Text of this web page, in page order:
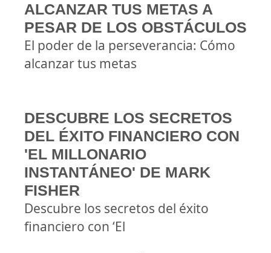
ALCANZAR TUS METAS A
PESAR DE LOS OBSTÁCULOS
El poder de la perseverancia: Cómo
alcanzar tus metas
DESCUBRE LOS SECRETOS
DEL ÉXITO FINANCIERO CON
'EL MILLONARIO
INSTANTÁNEO' DE MARK
FISHER
Descubre los secretos del éxito
financiero con ‘El